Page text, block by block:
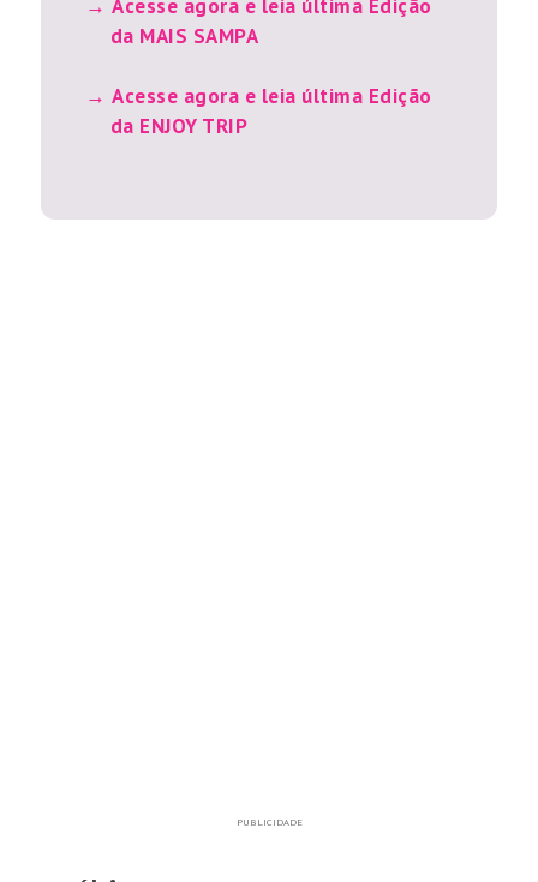
Acesse agora e leia última Edição
da MAIS SAMPA
Acesse agora e leia última Edição
da ENJOY TRIP
PUBLICIDADE